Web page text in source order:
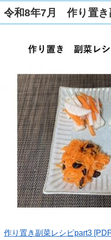
令和8年7月 作り置
作り置き副菜レシピpart3